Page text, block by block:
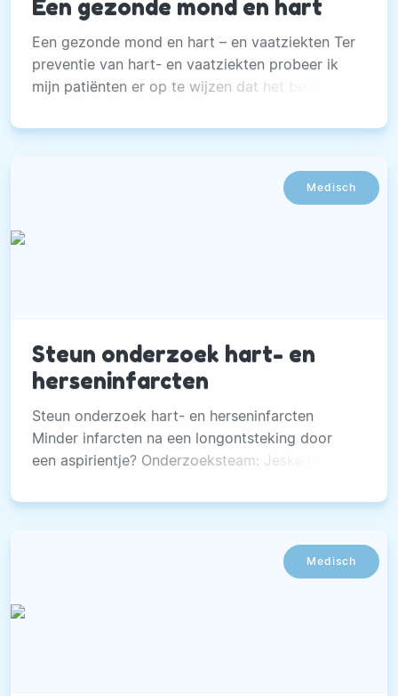
Een gezonde mond en hart
Een gezonde mond en hart – en vaatziekten Ter
preventie van hart- en vaatziekten probeer ik
mijn patiënten er op te wijzen dat het belangrijk
te roken en voldoende te ontspannen. Een
Medisch
Steun onderzoek hart- en
herseninfarcten
Steun onderzoek hart- en herseninfarcten
Minder infarcten na een longontsteking door
een aspirientje? Onderzoeksteam: Jeske van
Medisch